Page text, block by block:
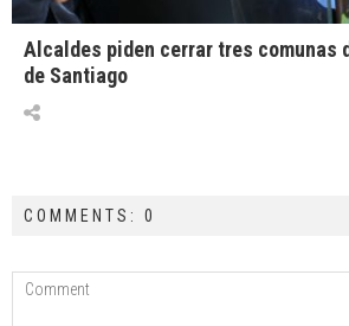
Alcaldes piden cerrar tres comunas
de Santiago
COMMENTS: 0